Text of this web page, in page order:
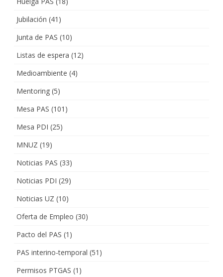
Jubilación (41)
Junta de PAS (10)
Listas de espera (12)
Medioambiente (4)
Mentoring (5)
Mesa PAS (101)
Mesa PDI (25)
MNUZ (19)
Noticias PAS (33)
Noticias PDI (29)
Noticias UZ (10)
Oferta de Empleo (30)
Pacto del PAS (1)
PAS interino-temporal (51)
Permisos PTGAS (1)